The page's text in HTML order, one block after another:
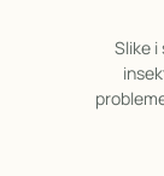
Slike i